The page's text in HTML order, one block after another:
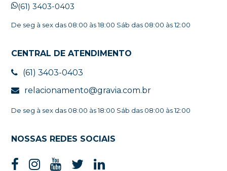
(61) 3403-0403
De seg à sex das 08:00 às 18:00 Sáb das 08:00 às 12:00
CENTRAL DE ATENDIMENTO
(61) 3403-0403
relacionamento@gravia.com.br
De seg à sex das 08:00 às 18:00 Sáb das 08:00 às 12:00
NOSSAS REDES SOCIAIS